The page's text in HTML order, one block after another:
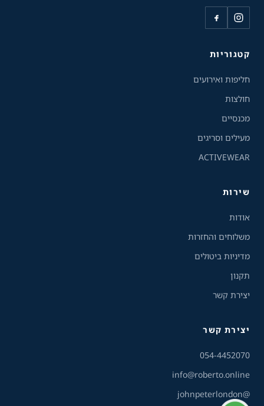
קטגוריות
חליפות ואירועים
חולצות
מכנסיים
מעילים וסריגים
ACTIVEWEAR
שירות
אודות
משלוחים והחזרות
מדיניות ביטולים
תקנון
יצירת קשר
יצירת קשר
054-4452070
info@roberto.online
@johnpeterlondon
גודל טקסט
A-
שירות הלקוחות והמכירות